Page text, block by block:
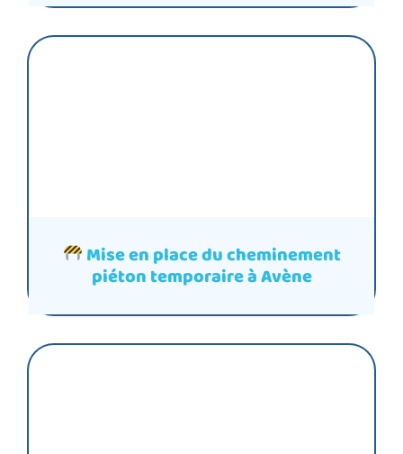
Mise en place du cheminement
piéton temporaire à Avène